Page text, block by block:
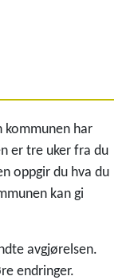
kommunen har
er tre uker fra du
oppgir du hva du
kan gi
avgjørelsen.
endringer.